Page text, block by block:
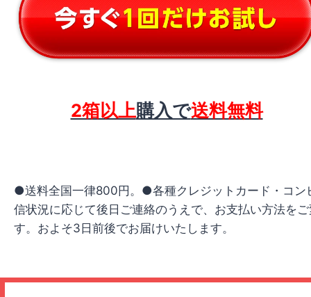
2箱以上購入で送料無料
●送料全国一律800円。●各種クレジットカード・コ
信状況に応じて後日ご連絡のうえで、お支払い方法を
す。およそ3日前後でお届けいたします。